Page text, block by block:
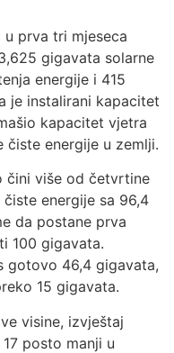
prva tri mjeseca
gigavata solarne
energije i 415
je instalirani kapacitet
kapacitet vjetra
energije u zemlji.
čini više od četvrtine
energije sa 96,4
da postane prva
100 gigavata.
gotovo 46,4 gigavata,
15 gigavata.
visine, izvještaj
posto manji u